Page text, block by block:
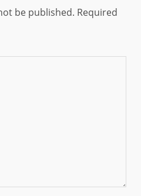
be published. Required